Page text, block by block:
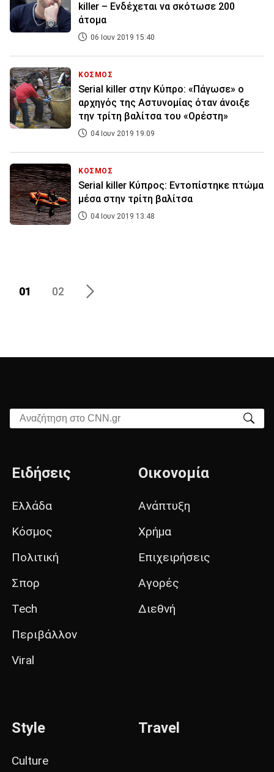
killer – Ενδέχεται να σκότωσε 200
άτομα
06 Ιουν 2019 15:40
ΚΟΣΜΟΣ
Serial killer στην Κύπρο: «Πάγωσε» ο
αρχηγός της Αστυνομίας όταν άνοιξε
την τρίτη βαλίτσα του «Ορέστη»
04 Ιουν 2019 19:09
ΚΟΣΜΟΣ
Serial killer Κύπρος: Εντοπίστηκε πτώμα
μέσα στην τρίτη βαλίτσα
04 Ιουν 2019 13:48
01 02
Αναζήτηση στο CNN.gr
Ειδήσεις
Ελλάδα
Κόσμος
Πολιτική
Σπορ
Tech
Περιβάλλον
Viral
Οικονομία
Ανάπτυξη
Χρήμα
Επιχειρήσεις
Αγορές
Διεθνή
Style
Culture
Travel